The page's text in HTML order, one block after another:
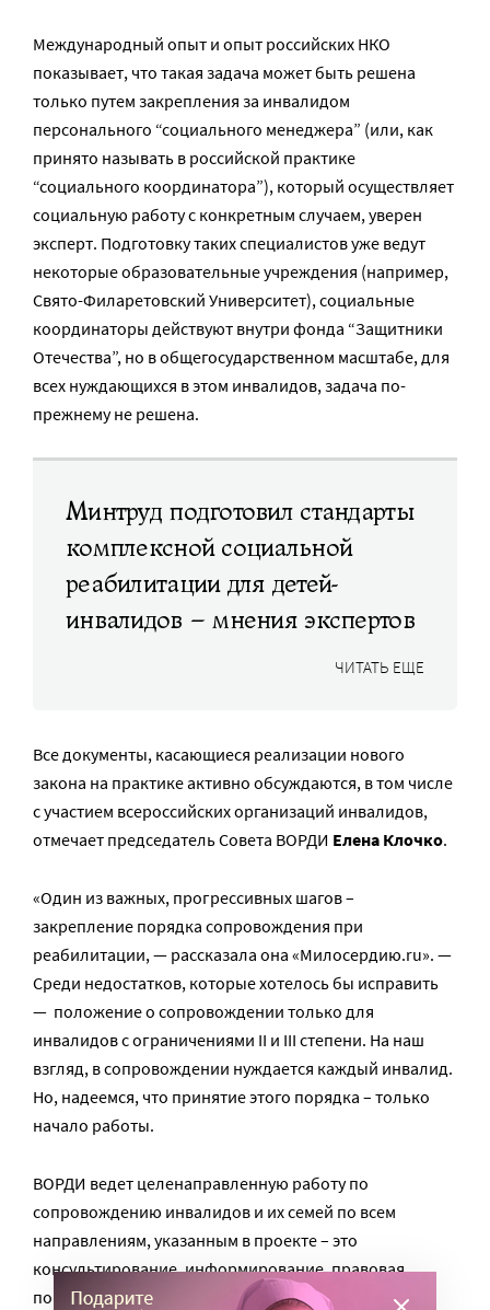
Международный опыт и опыт российских НКО
показывает, что такая задача может быть решена
только путем закрепления за инвалидом
персонального “социального менеджера” (или, как
принято называть в российской практике
“социального координатора”), который осуществляет
социальную работу с конкретным случаем, уверен
эксперт. Подготовку таких специалистов уже ведут
некоторые образовательные учреждения (например,
Свято-Филаретовский Университет), социальные
координаторы действуют внутри фонда “Защитники
Отечества”, но в общегосударственном масштабе, для
всех нуждающихся в этом инвалидов, задача по-
прежнему не решена.
Минтруд подготовил стандарты
комплексной социальной
реабилитации для детей-
инвалидов – мнения экспертов
ЧИТАТЬ ЕЩЕ
Все документы, касающиеся реализации нового
закона на практике активно обсуждаются, в том числе
с участием всероссийских организаций инвалидов,
отмечает председатель Совета ВОРДИ Елена Клочко.
«Один из важных, прогрессивных шагов –
закрепление порядка сопровождения при
реабилитации, — рассказала она «Милосердию.ru». —
Среди недостатков, которые хотелось бы исправить
— положение о сопровождении только для
инвалидов с ограничениями II и III степени. На наш
взгляд, в сопровождении нуждается каждый инвалид.
Но, надеемся, что принятие этого порядка – только
начало работы.
ВОРДИ ведет целенаправленную работу по
сопровождению инвалидов и их семей по всем
направлениям, указанным в проекте – это
консультирование, информирование, правовая
помощь и содействие в получении ТСР, в